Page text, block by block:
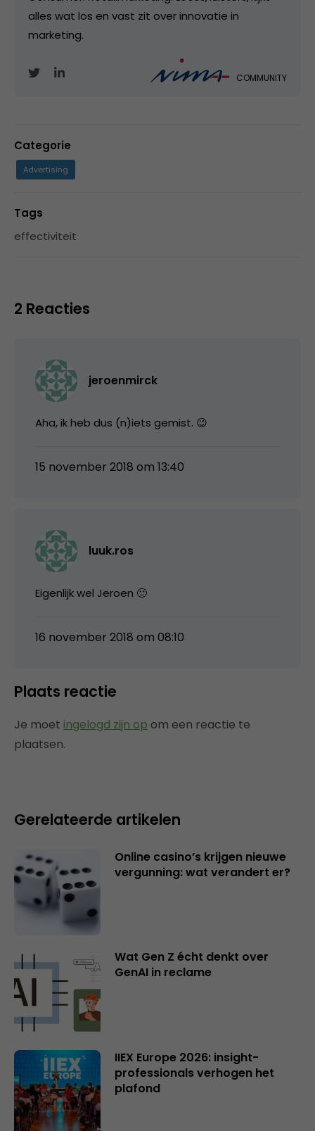
alles wat los en vast zit over innovatie in
marketing.
COMMUNITY
Categorie
Advertising
Tags
effectiviteit
2 Reacties
jeroenmirck
Aha, ik heb dus (n)iets gemist. 😉
15 november 2018 om 13:40
luuk.ros
Eigenlijk wel Jeroen 🙂
16 november 2018 om 08:10
Plaats reactie
Je moet ingelogd zijn op om een reactie te
plaatsen.
Gerelateerde artikelen
Online casino’s krijgen nieuwe
vergunning: wat verandert er?
Wat Gen Z écht denkt over
GenAI in reclame
IIEX Europe 2026: insight-
professionals verhogen het
plafond